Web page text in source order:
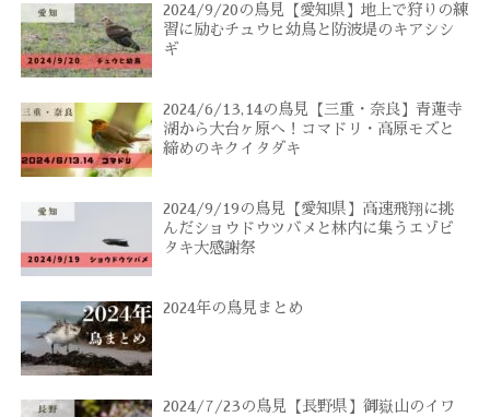
2024/9/20の鳥見【愛知県】地上で狩りの練
習に励むチュウヒ幼鳥と防波堤のキアシシ
ギ
2024/6/13,14の鳥見【三重・奈良】青蓮寺
湖から大台ヶ原へ！コマドリ・高原モズと
締めのキクイタダキ
2024/9/19の鳥見【愛知県】高速飛翔に挑
んだショウドウツバメと林内に集うエゾビ
タキ大感謝祭
2024年の鳥見まとめ
2024/7/23の鳥見【長野県】御嶽山のイワ